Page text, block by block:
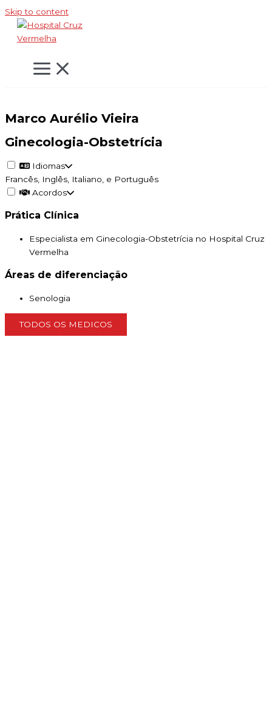
Skip to content
Marco Aurélio Vieira
Ginecologia-Obstetrícia
Idiomas
Francês, Inglês, Italiano, e Português
Acordos
Prática Clínica
Especialista em Ginecologia-Obstetrícia no Hospital Cruz
Vermelha
Áreas de diferenciação
Senologia
TODOS OS MEDICOS